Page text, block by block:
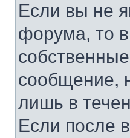
Если вы не
форума, то
сообщение,
лишь в
Если после